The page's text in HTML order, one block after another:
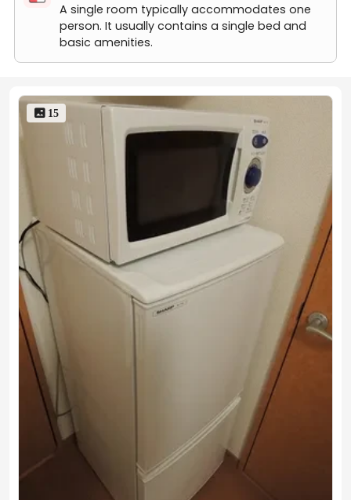
A single room typically accommodates one
person. It usually contains a single bed and
basic amenities.
 15